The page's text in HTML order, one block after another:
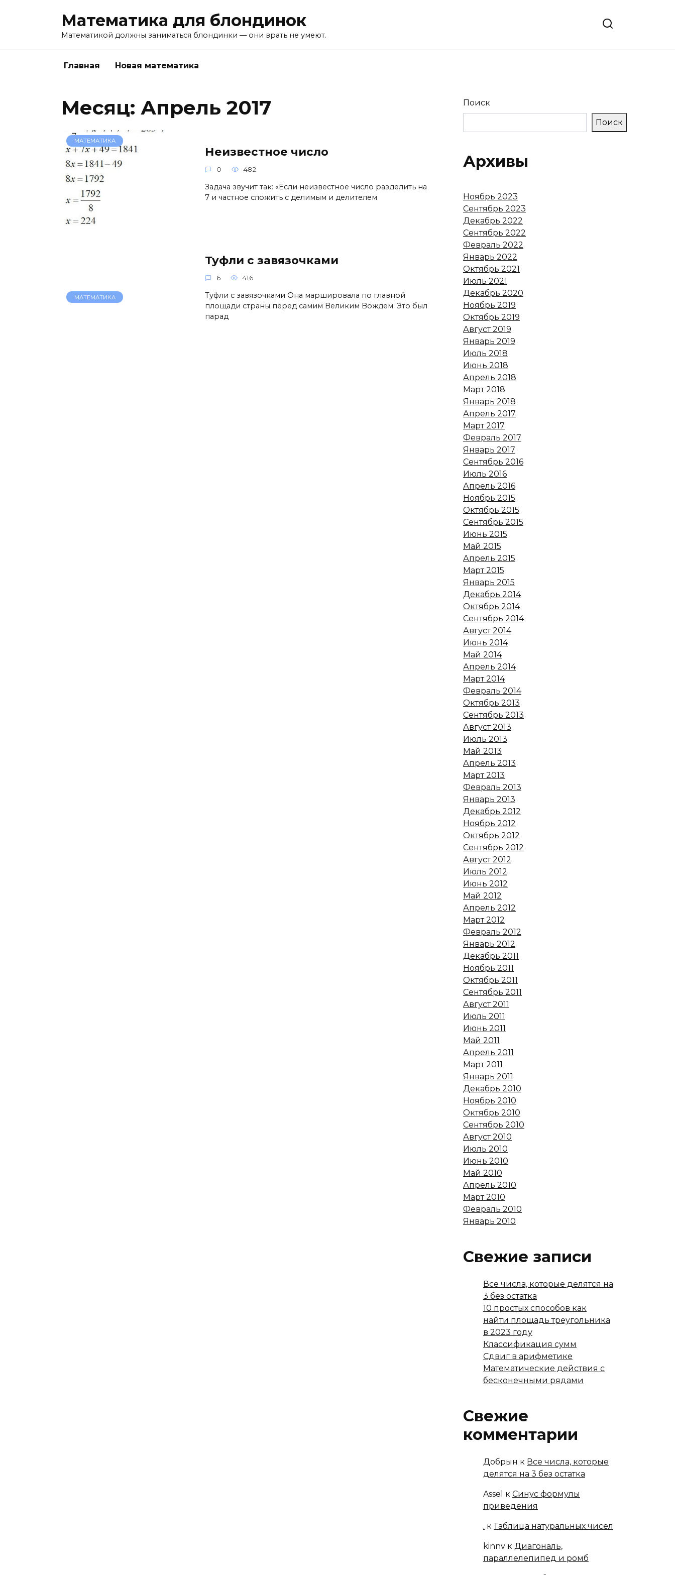
Математика для блондинок
Математикой должны заниматься блондинки — они врать не умеют.
Главная Новая математика
Месяц: Апрель 2017
МАТЕМАТИКА
Неизвестное число
0 482
Задача звучит так: «Если неизвестное число разделить на
7 и частное сложить с делимым и делителем
МАТЕМАТИКА
Туфли с завязочками
6 416
Туфли с завязочками Она маршировала по главной
площади страны перед самим Великим Вождем. Это был
парад
Поиск
Поиск
Архивы
Ноябрь 2023
Сентябрь 2023
Декабрь 2022
Сентябрь 2022
Февраль 2022
Январь 2022
Октябрь 2021
Июль 2021
Декабрь 2020
Ноябрь 2019
Октябрь 2019
Август 2019
Январь 2019
Июль 2018
Июнь 2018
Апрель 2018
Март 2018
Январь 2018
Апрель 2017
Март 2017
Февраль 2017
Январь 2017
Сентябрь 2016
Июль 2016
Апрель 2016
Ноябрь 2015
Октябрь 2015
Сентябрь 2015
Июнь 2015
Май 2015
Апрель 2015
Март 2015
Январь 2015
Декабрь 2014
Октябрь 2014
Сентябрь 2014
Август 2014
Июнь 2014
Май 2014
Апрель 2014
Март 2014
Февраль 2014
Октябрь 2013
Сентябрь 2013
Август 2013
Июль 2013
Май 2013
Апрель 2013
Март 2013
Февраль 2013
Январь 2013
Декабрь 2012
Ноябрь 2012
Октябрь 2012
Сентябрь 2012
Август 2012
Июль 2012
Июнь 2012
Май 2012
Апрель 2012
Март 2012
Февраль 2012
Январь 2012
Декабрь 2011
Ноябрь 2011
Октябрь 2011
Сентябрь 2011
Август 2011
Июль 2011
Июнь 2011
Май 2011
Апрель 2011
Март 2011
Январь 2011
Декабрь 2010
Ноябрь 2010
Октябрь 2010
Сентябрь 2010
Август 2010
Июль 2010
Июнь 2010
Май 2010
Апрель 2010
Март 2010
Февраль 2010
Январь 2010
Свежие записи
Все числа, которые делятся на
3 без остатка
10 простых способов как
найти площадь треугольника
в 2023 году
Классификация сумм
Сдвиг в арифметике
Математические действия с
бесконечными рядами
Свежие
комментарии
Добрын к Все числа, которые
делятся на 3 без остатка
Assel к Синус формулы
приведения
. кТаблица натуральных чисел
kinnv к Диагональ,
параллелепипед и ромб